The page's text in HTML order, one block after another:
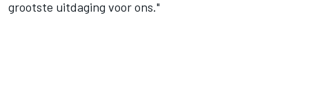
grootste uitdaging voor ons."